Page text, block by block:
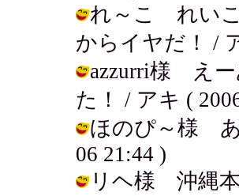
れ～こ れいこ
からイヤだ！ /
azzurri様 えー
た！ / アキ (
ほのぴ～様 あ
06 21:44 )
リヘ様 沖縄本